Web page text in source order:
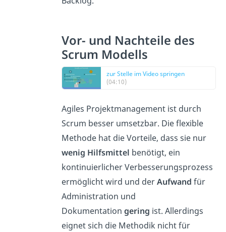
Vor- und Nachteile des
Scrum Modells
zur Stelle im Video springen
(04:10)
Agiles Projektmanagement ist durch
Scrum besser umsetzbar. Die flexible
Methode hat die Vorteile, dass sie nur
wenig Hilfsmittel benötigt, ein
kontinuierlicher Verbesserungsprozess
ermöglicht wird und derAufwand für
Administration und
Dokumentation gering ist. Allerdings
eignet sich die Methodik nicht für